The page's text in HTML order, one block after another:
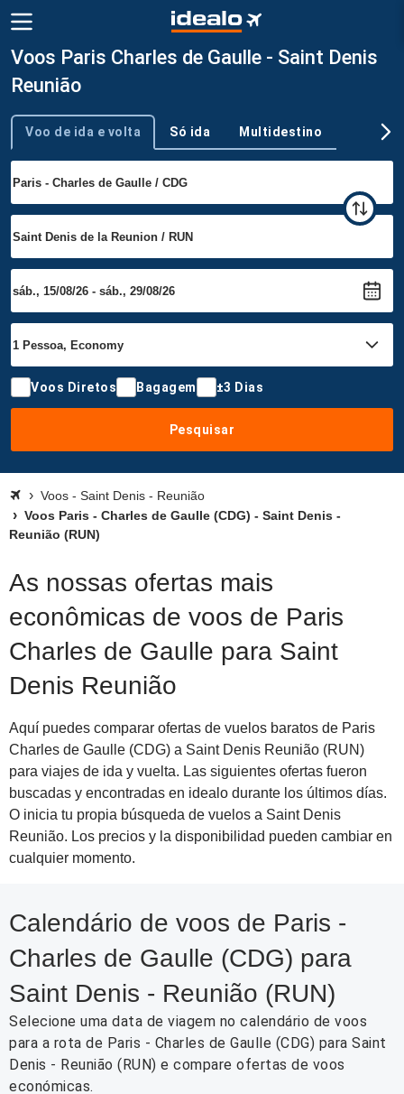
Voos Paris Charles de Gaulle - Saint Denis
Reunião
Tipo de viagem
Voo de ida e volta Só ida Multidestino
Voos Diretos Bagagem ±3 Dias
Pesquisar
Voos - Saint Denis - Reunião
Voos Paris - Charles de Gaulle (CDG) - Saint Denis -
Reunião (RUN)
As nossas ofertas mais
econômicas de voos de Paris
Charles de Gaulle para Saint
Denis Reunião
Aquí puedes comparar ofertas de vuelos baratos de Paris
Charles de Gaulle (CDG) a Saint Denis Reunião (RUN)
para viajes de ida y vuelta. Las siguientes ofertas fueron
buscadas y encontradas en idealo durante los últimos días.
O inicia tu propia búsqueda de vuelos a Saint Denis
Reunião. Los precios y la disponibilidad pueden cambiar en
cualquier momento.
Calendário de voos de Paris -
Charles de Gaulle (CDG) para
Saint Denis - Reunião (RUN)
Selecione uma data de viagem no calendário de voos
para a rota de Paris - Charles de Gaulle (CDG) para Saint
Denis - Reunião (RUN) e compare ofertas de voos
económicas.